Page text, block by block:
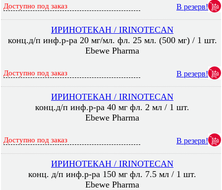
Доступно под заказ В резерв!
ИРИНОТЕКАН / IRINOTECAN
конц.д/п инф.р-ра 20 мг/мл. фл. 25 мл. (500 мг) / 1 шт.
Ebewe Pharma
Доступно под заказ В резерв!
ИРИНОТЕКАН / IRINOTECAN
конц.д/п инф.р-ра 40 мг фл. 2 мл / 1 шт.
Ebewe Pharma
Доступно под заказ В резерв!
ИРИНОТЕКАН / IRINOTECAN
конц. д/п инф.р-ра 150 мг фл. 7.5 мл / 1 шт.
Ebewe Pharma